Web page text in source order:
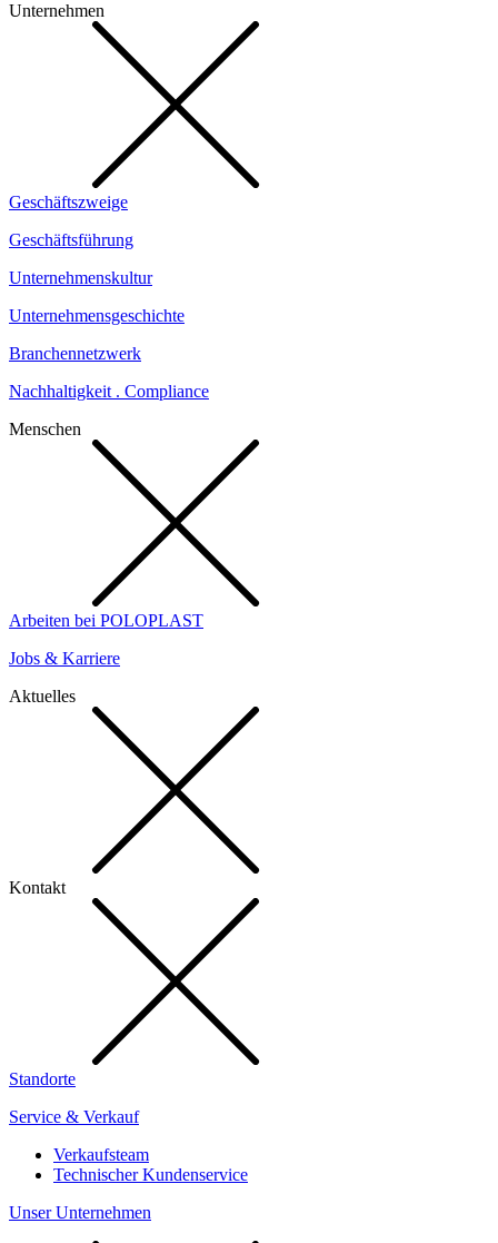
Unternehmen
Geschäftszweige
Geschäftsführung
Unternehmenskultur
Unternehmensgeschichte
Branchennetzwerk
Nachhaltigkeit . Compliance
Menschen
Arbeiten bei POLOPLAST
Jobs & Karriere
Aktuelles
Kontakt
Standorte
Service & Verkauf
Verkaufsteam
Technischer Kundenservice
Unser Unternehmen